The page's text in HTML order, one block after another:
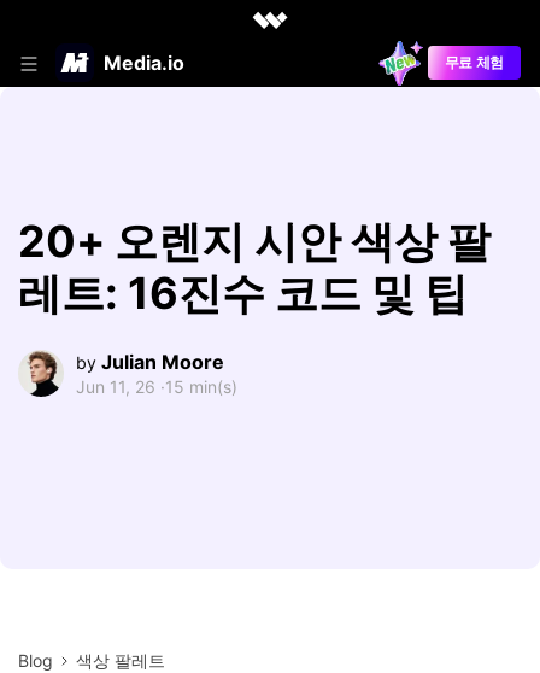
Media.io 무료 체험
20+ 오렌지 시안 색상 팔
레트: 16진수 코드 및 팁
by Julian Moore
Jun 11, 26 ·15 min(s)
Blog
색상 팔레트